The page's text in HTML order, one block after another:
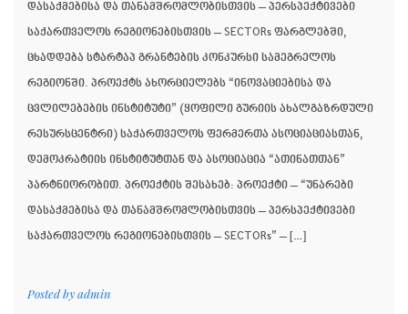
დასაქმებისა და თანამშრომლობისთვის – პერსპექტივები
საქართველოს რეგიონებისთვის – SECTORs ფარგლებში,
ცხადდება სტარტაპ გრანტების კონკურსი სამეგრელოს
რეგიონში. პროექტს ახორციელებს “ინოვაციებისა და
ცვლილებების ინსტიტუტი” (ყოფილი გურიის ახალგაზრდული
რესურსცენტრი) საქართველოს ფერმერთა ასოციაციასთან,
დემოკრატიის ინსტიტუტთან და ასოციაცია “ათინათთან”
პარტნიორობით. პროექტის შესახებ: პროექტი – “უნარები
დასაქმებისა და თანამშრომლობისთვის – პერსპექტივები
საქართველოს რეგიონებისთვის – SECTORs” – […]
Posted byadmin